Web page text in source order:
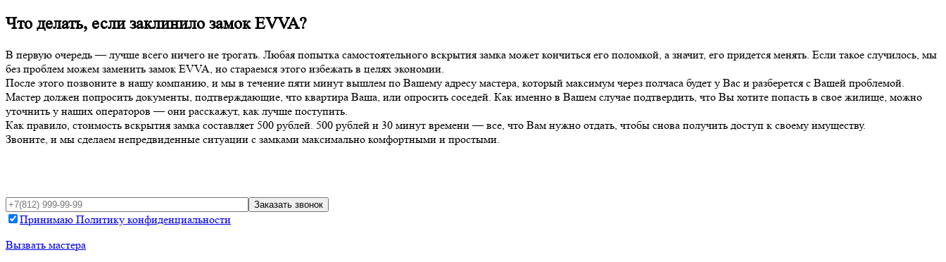
Что делать, если заклинило замок EVVA?
В первую очередь — лучше всего ничего не трогать. Любая попытка самостоятельного вскрытия замка может кончиться его поломкой, а значит, его придется менять. Если такое случилось, мы
без проблем можем заменить замок EVVA, но стараемся этого избежать в целях экономии.
После этого позвоните в нашу компанию, и мы в течение пяти минут вышлем по Вашему адресу мастера, который максимум через полчаса будет у Вас и разберется с Вашей проблемой.
Мастер должен попросить документы, подтверждающие, что квартира Ваша, или опросить соседей. Как именно в Вашем случае подтвердить, что Вы хотите попасть в свое жилище, можно
уточнить у наших операторов — они расскажут, как лучше поступить.
Как правило, стоимость вскрытия замка составляет 500 рублей. 500 рублей и 30 минут времени — все, что Вам нужно отдать, чтобы снова получить доступ к своему имуществу.
Звоните, и мы сделаем непредвиденные ситуации с замками максимально комфортными и простыми.
Принимаю Политику конфиденциальности
Вызвать мастера